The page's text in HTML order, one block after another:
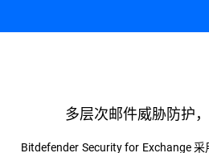
多层次邮件威胁防护
Bitdefender Security for Exchange 采